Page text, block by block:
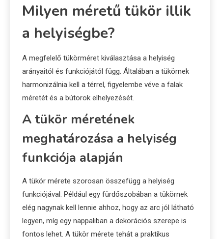
Milyen méretű tükör illik
a helyiségbe?
A megfelelő tükörméret kiválasztása a helyiség
arányaitól és funkciójától függ. Általában a tükörnek
harmonizálnia kell a térrel, figyelembe véve a falak
méretét és a bútorok elhelyezését.
A tükör méretének
meghatározása a helyiség
funkciója alapján
A tükör mérete szorosan összefügg a helyiség
funkciójával. Például egy fürdőszobában a tükörnek
elég nagynak kell lennie ahhoz, hogy az arc jól látható
legyen, míg egy nappaliban a dekorációs szerepe is
fontos lehet. A tükör mérete tehát a praktikus